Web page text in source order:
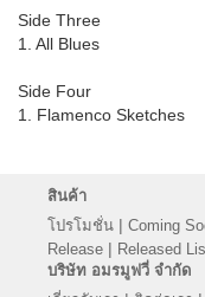
Side Three
1. All Blues
Side Four
1. Flamenco Sketches
สินค้า
โปรโมชั่น | Coming
Release | Released
บริษัท อมรมูฟวี่ จำกัด